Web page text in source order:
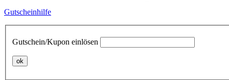
Gutscheinhilfe
Gutschein/Kupon einlösen
ok